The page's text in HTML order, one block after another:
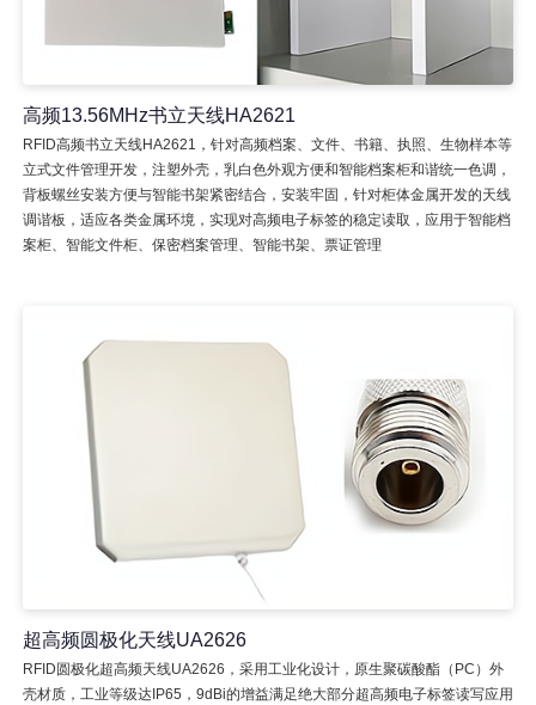
高频13.56MHz书立天线HA2621
RFID高频书立天线HA2621，针对高频档案、文件、书籍、执照、生物样本等
立式文件管理开发，注塑外壳，乳白色外观方便和智能档案柜和谐统一色调，
背板螺丝安装方便与智能书架紧密结合，安装牢固，针对柜体金属开发的天线
调谐板，适应各类金属环境，实现对高频电子标签的稳定读取，应用于智能档
案柜、智能文件柜、保密档案管理、智能书架、票证管理
超高频圆极化天线UA2626
RFID圆极化超高频天线UA2626，采用工业化设计，原生聚碳酸酯（PC）外
壳材质，工业等级达IP65，9dBi的增益满足绝大部分超高频电子标签读写应用